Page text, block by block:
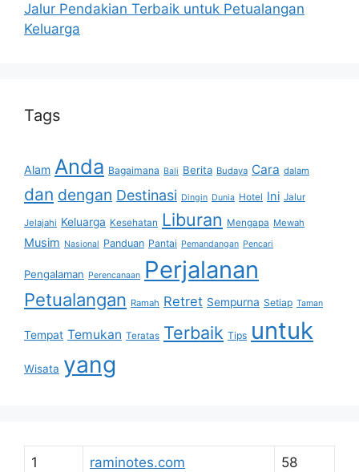
Jalur Pendakian Terbaik untuk Petualangan
Keluarga
Tags
Alam Anda Bagaimana Bali Berita Budaya Cara dalam
dan dengan Destinasi Dingin Dunia Hotel Ini Jalur
Jelajahi Keluarga Kesehatan Liburan Mengapa Mewah
Musim Nasional Panduan Pantai Pemandangan Pencari
Pengalaman Perencanaan Perjalanan
Petualangan Ramah Retret Sempurna Setiap Taman
Tempat Temukan Teratas Terbaik Tips untuk
Wisata yang
1 raminotes.com 58